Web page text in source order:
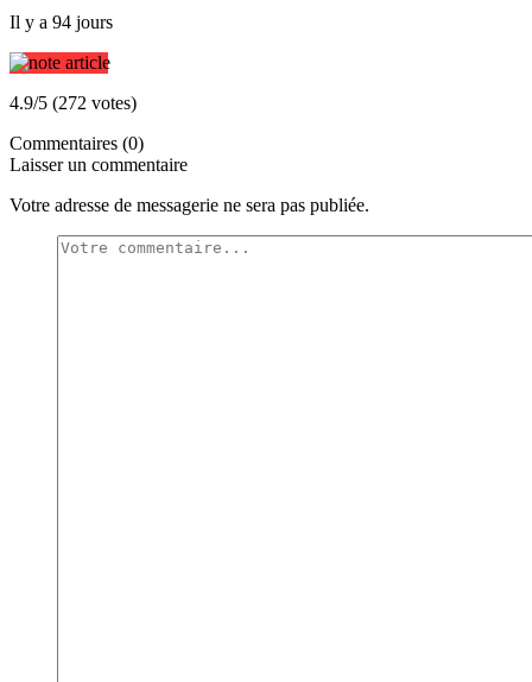
Il y a 94 jours
4.9/5 (272 votes)
Commentaires (0)
Laisser un commentaire
Votre adresse de messagerie ne sera pas publiée.